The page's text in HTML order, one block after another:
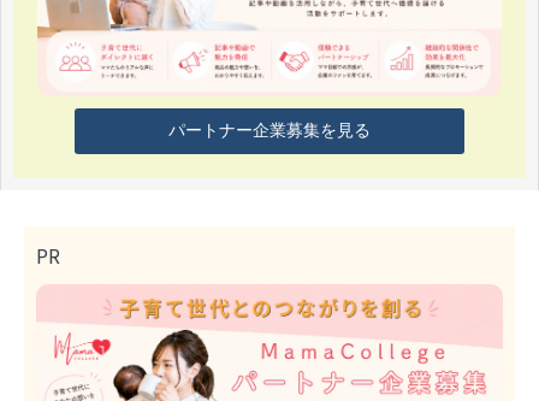
パートナー企業募集を見る
PR